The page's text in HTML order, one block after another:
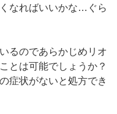
なればいいかな…ぐら
るのであらかじめリオ
とは可能でしょうか？
症状がないと処方でき